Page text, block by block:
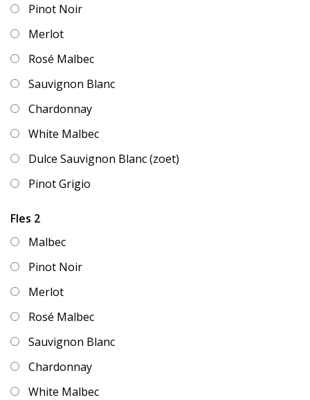
Pinot Noir
Merlot
Rosé Malbec
Sauvignon Blanc
Chardonnay
White Malbec
Dulce Sauvignon Blanc (zoet)
Pinot Grigio
Fles 2
Malbec
Pinot Noir
Merlot
Rosé Malbec
Sauvignon Blanc
Chardonnay
White Malbec